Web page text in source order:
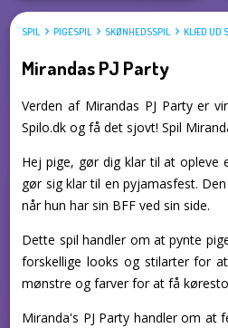
SPIL PIGESPIL SKØNHEDSSPIL KLÆD UD
Mirandas PJ Party
Verden af Mirandas PJ Party er
Spilo.dk og få det sjovt! Spil
Hej pige, gør dig klar til at opleve
gør sig klar til en pyjamasfest.
når hun har sin BFF ved sin side.
Dette spil handler om at pynte
forskellige looks og stilarter for
mønstre og farver for at få
Miranda's PJ Party handler om